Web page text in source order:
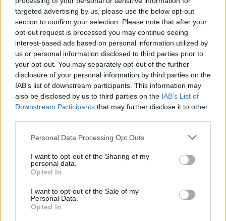
targeted advertising by us, please use the below opt-out
section to confirm your selection. Please note that after your
opt-out request is processed you may continue seeing
interest-based ads based on personal information utilized by
us or personal information disclosed to third parties prior to
your opt-out. You may separately opt-out of the further
disclosure of your personal information by third parties on the
IAB’s list of downstream participants. This information may
also be disclosed by us to third parties on the IAB’s List of
Downstream Participants that may further disclose it to other
Please note that this website/app uses one or more Google
not limited to your visit or usage behaviour. You may click to
grant or deny consent to Google and its third-party tags to
use your data for below specified purposes in below Google
consent section.
Personal Data Processing Opt Outs
I want to opt-out of the Sharing of my
personal data.
Opted In
I want to opt-out of the Sale of my
Personal Data.
Opted In
Dominar estas salsas básicas y sus combinaciones
inesperadas te permitirá elevar tus platos
cotidianos a un nivel superior. Con un poco de
creatividad y los ingredientes adecuados, puedes
transformar cualquier comida en una experiencia
culinaria memorable.
Lucía Fernández
Lucía Fernández cubre la escena
gastronómica española y latinoamericana:
nuevas aperturas, tendencias, perfiles de